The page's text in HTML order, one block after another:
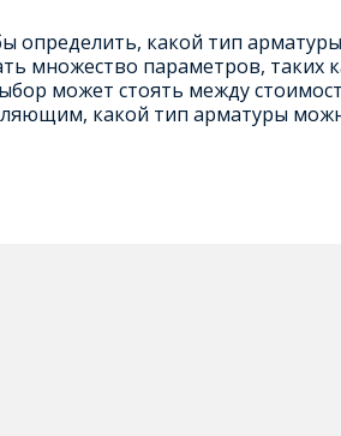
определить, какой тип
множество параметров, таких
может стоять между
какой тип арматуры